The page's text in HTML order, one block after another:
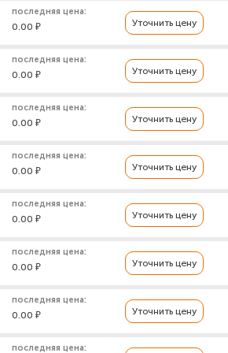
последняя цена:
0.00 ₽ Уточнить цену
последняя цена:
0.00 ₽ Уточнить цену
последняя цена:
0.00 ₽ Уточнить цену
последняя цена:
0.00 ₽ Уточнить цену
последняя цена:
0.00 ₽ Уточнить цену
последняя цена:
0.00 ₽ Уточнить цену
последняя цена:
0.00 ₽ Уточнить цену
последняя цена: